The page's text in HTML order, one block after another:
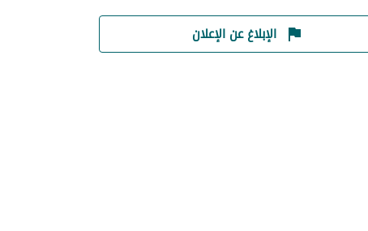
الإبلاغ عن الإعلان